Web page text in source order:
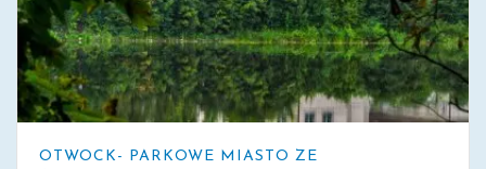
OTWOCK- PARKOWE MIASTO ZE